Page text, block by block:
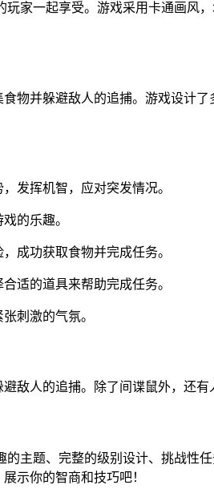
玩家一起享受。游戏采用卡通画
物并躲避敌人的追捕。游戏设计
发挥机智，应对突发情况。
的乐趣。
成功获取食物并完成任务。
适的道具来帮助完成任务。
刺激的气氛。
敌人的追捕。除了间谍鼠外，还
的主题、完整的级别设计、挑战
示你的智商和技巧吧！